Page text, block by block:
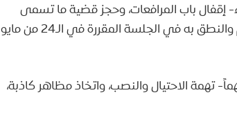
إقفال باب المرافعات، وحجز قضية ما تسمى
بـ’مجموعة قصر السلطانة’ التابعة لبلقيس الحداد؛ للحكم والنطق به في الجلسة المقررة في الـ24 من مايو
في هذه القضية- والبالغ عددهم 82 متهماً- تهمة الاحتيال والنصب، واتخاذ مظاهر كاذبة،